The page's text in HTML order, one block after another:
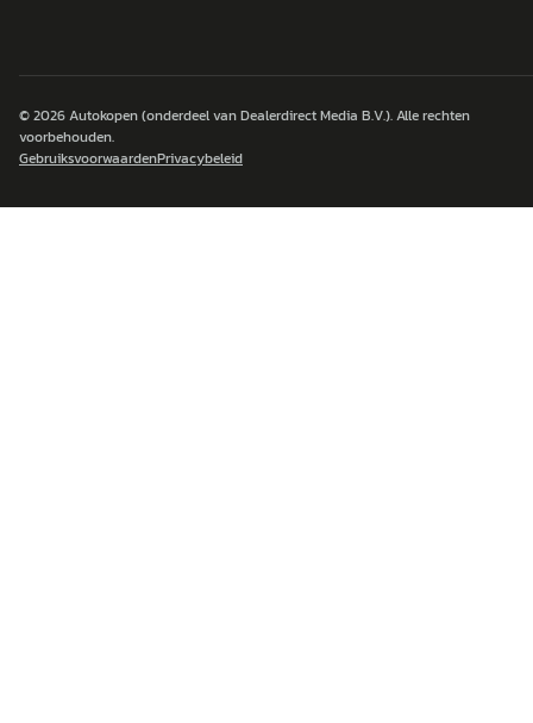
© 2026Autokopen(onderdeel van Dealerdirect Media B.V.). Alle rechten
voorbehouden.
GebruiksvoorwaardenPrivacybeleid